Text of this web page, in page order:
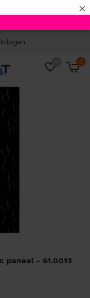
×
0
paneel - 61.0013